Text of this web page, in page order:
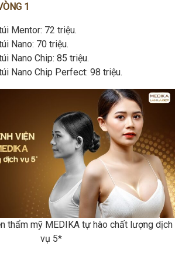
1
Mentor: 72 triệu.
Nano: 70 triệu.
Nano Chip: 85 triệu.
Nano Chip Perfect: 98 triệu.
thẩm mỹ MEDIKA tự hào chất lượng dịch
vụ 5*